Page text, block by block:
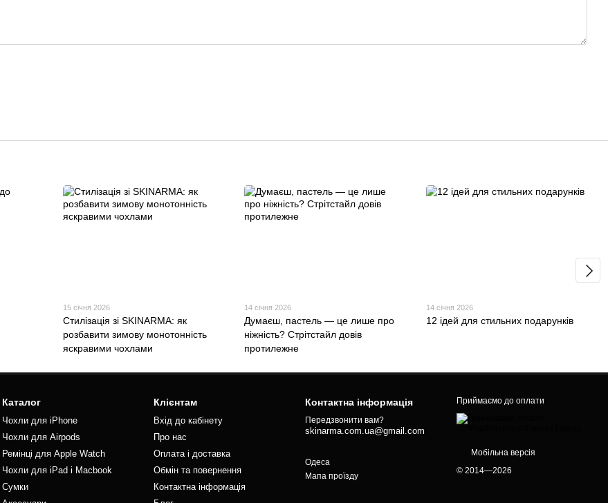
15 січня 2026
Стилізація зі SKINARMA: як
розбавити зимову монотонність
яскравими чохлами
14 січня 2026
Думаєш, пастель — це лише про
ніжність? Стрітстайл довів
протилежне
14 січня 2026
12 ідей для стильних подарунків
Каталог
Чохли для iPhone
Чохли для Airpods
Ремінці для Apple Watch
Чохли для iPad і Macbook
Сумки
Клієнтам
Вхід до кабінету
Про нас
Оплата і доставка
Обмін та повернення
Контактна інформація
Контактна інформація
Передзвонити вам?
skinarma.com.ua@gmail.com
Одеса
Мапа проїзду
Приймаємо до оплати
Мобільна версія
© 2014—2026